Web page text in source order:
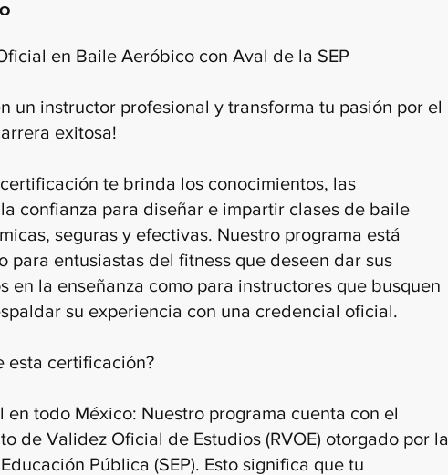
en Baile Aeróbico con Aval de la SEP
un instructor profesional y transforma tu pasión por el
exitosa!
te brinda los conocimientos, las
confianza para diseñar e impartir clases de baile
seguras y efectivas. Nuestro programa está
para entusiastas del fitness que deseen dar sus
en la enseñanza como para instructores que busquen
su experiencia con una credencial oficial.
esta certificación?
en todo México: Nuestro programa cuenta con el
de Validez Oficial de Estudios (RVOE) otorgado por la
Pública (SEP). Esto significa que tu